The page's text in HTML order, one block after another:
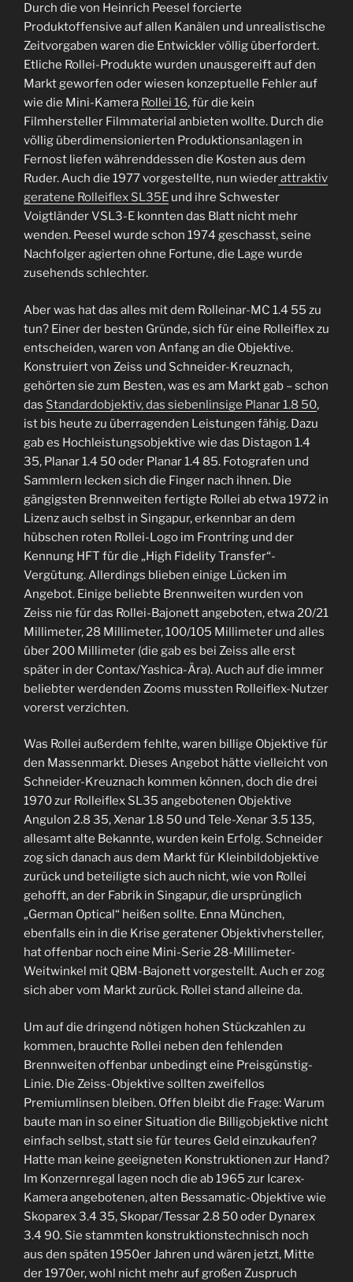
Durch die von Heinrich Peesel forcierte
Produktoffensive auf allen Kanälen und unrealistische
Zeitvorgaben waren die Entwickler völlig überfordert.
Etliche Rollei-Produkte wurden unausgereift auf den
Markt geworfen oder wiesen konzeptuelle Fehler auf
wie die Mini-Kamera Rollei 16, für die kein
Filmhersteller Filmmaterial anbieten wollte. Durch die
völlig überdimensionierten Produktionsanlagen in
Fernost liefen währenddessen die Kosten aus dem
Ruder. Auch die 1977 vorgestellte, nun wiederattraktiv
geratene Rolleiflex SL35E und ihre Schwester
Voigtländer VSL3-E konnten das Blatt nicht mehr
wenden. Peesel wurde schon 1974 geschasst, seine
Nachfolger agierten ohne Fortune, die Lage wurde
zusehends schlechter.
Aber was hat das alles mit dem Rolleinar-MC 1.4 55 zu
tun? Einer der besten Gründe, sich für eine Rolleiflex zu
entscheiden, waren von Anfang an die Objektive.
Konstruiert von Zeiss und Schneider-Kreuznach,
gehörten sie zum Besten, was es am Markt gab – schon
das Standardobjektiv, das siebenlinsige Planar 1.8 50,
ist bis heute zu überragenden Leistungen fähig. Dazu
gab es Hochleistungsobjektive wie das Distagon 1.4
35, Planar 1.4 50 oder Planar 1.4 85. Fotografen und
Sammlern lecken sich die Finger nach ihnen. Die
gängigsten Brennweiten fertigte Rollei ab etwa 1972 in
Lizenz auch selbst in Singapur, erkennbar an dem
hübschen roten Rollei-Logo im Frontring und der
Kennung HFT für die „High Fidelity Transfer“-
Vergütung. Allerdings blieben einige Lücken im
Angebot. Einige beliebte Brennweiten wurden von
Zeiss nie für das Rollei-Bajonett angeboten, etwa 20/21
Millimeter, 28 Millimeter, 100/105 Millimeter und alles
über 200 Millimeter (die gab es bei Zeiss alle erst
später in der Contax/Yashica-Ära). Auch auf die immer
beliebter werdenden Zooms mussten Rolleiflex-Nutzer
vorerst verzichten.
Was Rollei außerdem fehlte, waren billige Objektive für
den Massenmarkt. Dieses Angebot hätte vielleicht von
Schneider-Kreuznach kommen können, doch die drei
1970 zur Rolleiflex SL35 angebotenen Objektive
Angulon 2.8 35, Xenar 1.8 50 und Tele-Xenar 3.5 135,
allesamt alte Bekannte, wurden kein Erfolg. Schneider
zog sich danach aus dem Markt für Kleinbildobjektive
zurück und beteiligte sich auch nicht, wie von Rollei
gehofft, an der Fabrik in Singapur, die ursprünglich
„German Optical“ heißen sollte. Enna München,
ebenfalls ein in die Krise geratener Objektivhersteller,
hat offenbar noch eine Mini-Serie 28-Millimeter-
Weitwinkel mit QBM-Bajonett vorgestellt. Auch er zog
sich aber vom Markt zurück. Rollei stand alleine da.
Um auf die dringend nötigen hohen Stückzahlen zu
kommen, brauchte Rollei neben den fehlenden
Brennweiten offenbar unbedingt eine Preisgünstig-
Linie. Die Zeiss-Objektive sollten zweifellos
Premiumlinsen bleiben. Offen bleibt die Frage: Warum
baute man in so einer Situation die Billigobjektive nicht
einfach selbst, statt sie für teures Geld einzukaufen?
Hatte man keine geeigneten Konstruktionen zur Hand?
Im Konzernregal lagen noch die ab 1965 zur Icarex-
Kamera angebotenen, alten Bessamatic-Objektive wie
Skoparex 3.4 35, Skopar/Tessar 2.8 50 oder Dynarex
3.4 90. Sie stammten konstruktionstechnisch noch
aus den späten 1950er Jahren und wären jetzt, Mitte
der 1970er, wohl nicht mehr auf großen Zuspruch